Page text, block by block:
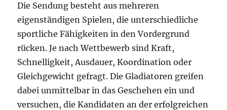
Die Sendung besteht aus mehreren
eigenständigen Spielen, die unterschiedliche
sportliche Fähigkeiten in den Vordergrund
rücken. Je nach Wettbewerb sind Kraft,
Schnelligkeit, Ausdauer, Koordination oder
Gleichgewicht gefragt. Die Gladiatoren greifen
dabei unmittelbar in das Geschehen ein und
versuchen, die Kandidaten an der erfolgreichen